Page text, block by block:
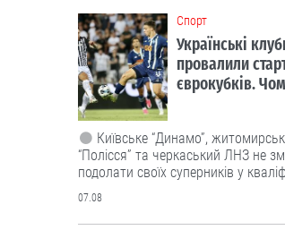
Cпорт
Українські
провалили
єврокубків.
Київське “Динамо”,
“Полісся” та черкаський ЛНЗ не
подолати своїх суперників у
07.08